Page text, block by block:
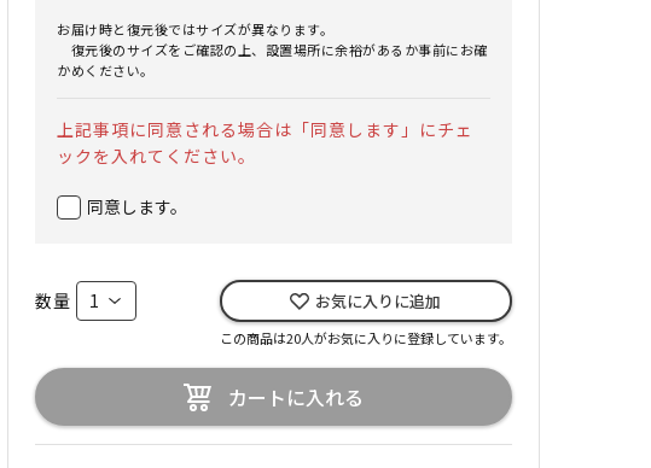
お届け時と復元後ではサイズが異なります。
復元後のサイズをご確認の上、設置場所に余裕があるか事前にお確
かめください。
上記事項に同意される場合は「同意します」にチェ
ックを入れてください。
同意します。
数量 お気に入りに追加
この商品は20人がお気に入りに登録しています。
カートに入れる